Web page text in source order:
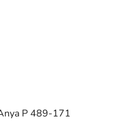
P 489-171